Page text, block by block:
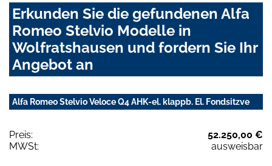
Erkunden Sie die gefundenen Alfa
Romeo Stelvio Modelle in
Wolfratshausen und fordern Sie Ihr
Angebot an
Alfa Romeo Stelvio Veloce Q4 AHK-el. klappb. El. Fondsitzve
Preis:
52.250,00 €
MWSt:
ausweisbar